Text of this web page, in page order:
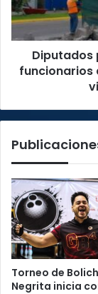
afectados
por
congestionamiento
en
Alajuela
Diputados
funcionarios
Torneo de
Negrita inicia